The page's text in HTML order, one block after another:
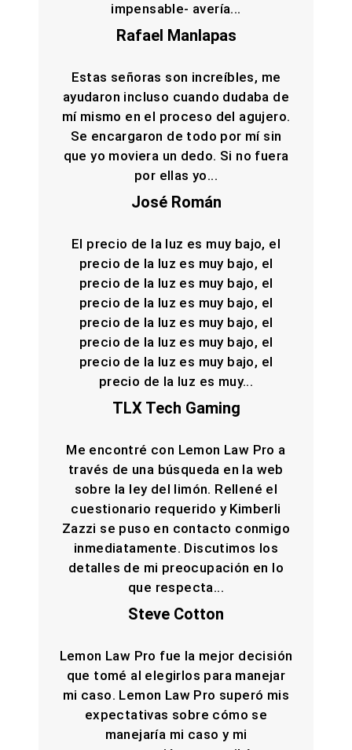
impensable- avería...
Rafael Manlapas
Estas señoras son increíbles, me
ayudaron incluso cuando dudaba de
mí mismo en el proceso del agujero.
Se encargaron de todo por mí sin
que yo moviera un dedo. Si no fuera
por ellas yo...
José Román
El precio de la luz es muy bajo, el
precio de la luz es muy bajo, el
precio de la luz es muy bajo, el
precio de la luz es muy bajo, el
precio de la luz es muy bajo, el
precio de la luz es muy bajo, el
precio de la luz es muy bajo, el
precio de la luz es muy...
TLX Tech Gaming
Me encontré con Lemon Law Pro a
través de una búsqueda en la web
sobre la ley del limón. Rellené el
cuestionario requerido y Kimberli
Zazzi se puso en contacto conmigo
inmediatamente. Discutimos los
detalles de mi preocupación en lo
que respecta...
Steve Cotton
Lemon Law Pro fue la mejor decisión
que tomé al elegirlos para manejar
mi caso. Lemon Law Pro superó mis
expectativas sobre cómo se
manejaría mi caso y mi